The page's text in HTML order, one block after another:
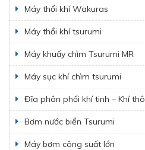
Máy thổi khí Wakuras
Máy thổi khí tsurumi
Máy khuấy chìm Tsurumi MR
Máy sục khí chìm tsurumi
Đĩa phân phối khí tinh – Khí thô
Bơm nước biển Tsurumi
Máy bơm công suất lớn